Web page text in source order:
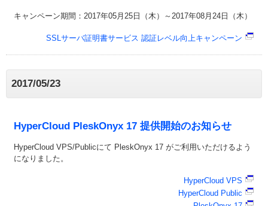
キャンペーン期間：2017年05月25日（木）～2017年08月24日（木）
SSLサーバ証明書サービス 認証レベル向上キャンペーン
2017/05/23
HyperCloud PleskOnyx 17 提供開始のお知らせ
HyperCloud VPS/Publicにて PleskOnyx 17 がご利用いただけるよう
になりました。
HyperCloud VPS
HyperCloud Public